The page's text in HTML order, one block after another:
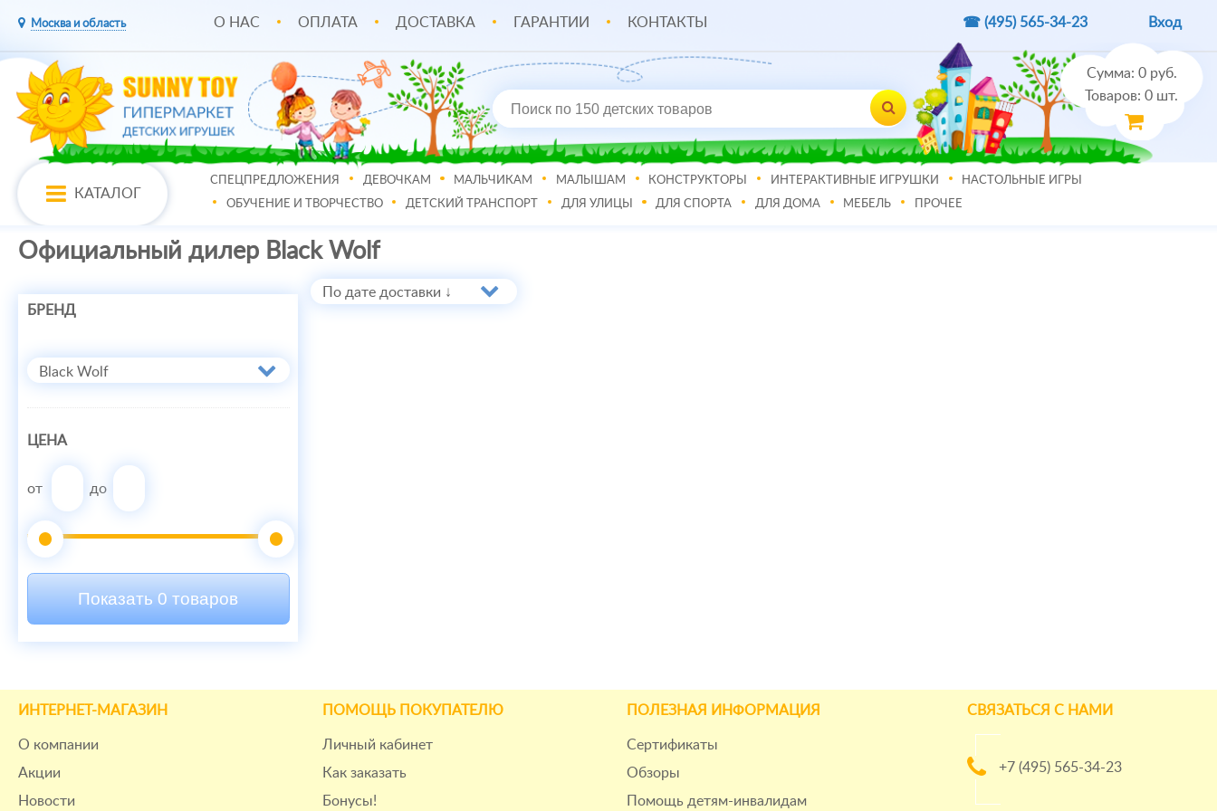
Сумма: 0руб.
Товаров:0 шт.
Москва и область О НАС ОПЛАТА ДОСТАВКА ГАРАНТИИ КОНТАКТЫ ☎ (495)565-34-23 Вход
КАТАЛОГ
СПЕЦПРЕДЛОЖЕНИЯ ДЕВОЧКАМ МАЛЬЧИКАМ МАЛЫШАМ КОНСТРУКТОРЫ ИНТЕРАКТИВНЫЕ ИГРУШКИ
НАСТОЛЬНЫЕ ИГРЫ
ОБУЧЕНИЕ И ТВОРЧЕСТВО
ДЕТСКИЙ ТРАНСПОРТ ДЛЯ УЛИЦЫ ДЛЯ СПОРТА ДЛЯ ДОМА МЕБЕЛЬ ПРОЧЕЕ
Официальный дилер Black Wolf
БРЕНД
Black Wolf
ЦЕНА
от до
Показать 0 товаров
По дате доставки ↓
ИНТЕРНЕТ-МАГАЗИН
О компании
Акции
Новости
ПОМОЩЬ ПОКУПАТЕЛЮ
Личный кабинет
Как заказать
Бонусы!
ПОЛЕЗНАЯ ИНФОРМАЦИЯ
Сертификаты
Обзоры
Помощь детям-инвалидам
СВЯЗАТЬСЯ С НАМИ
+7 (495) 565-34-23